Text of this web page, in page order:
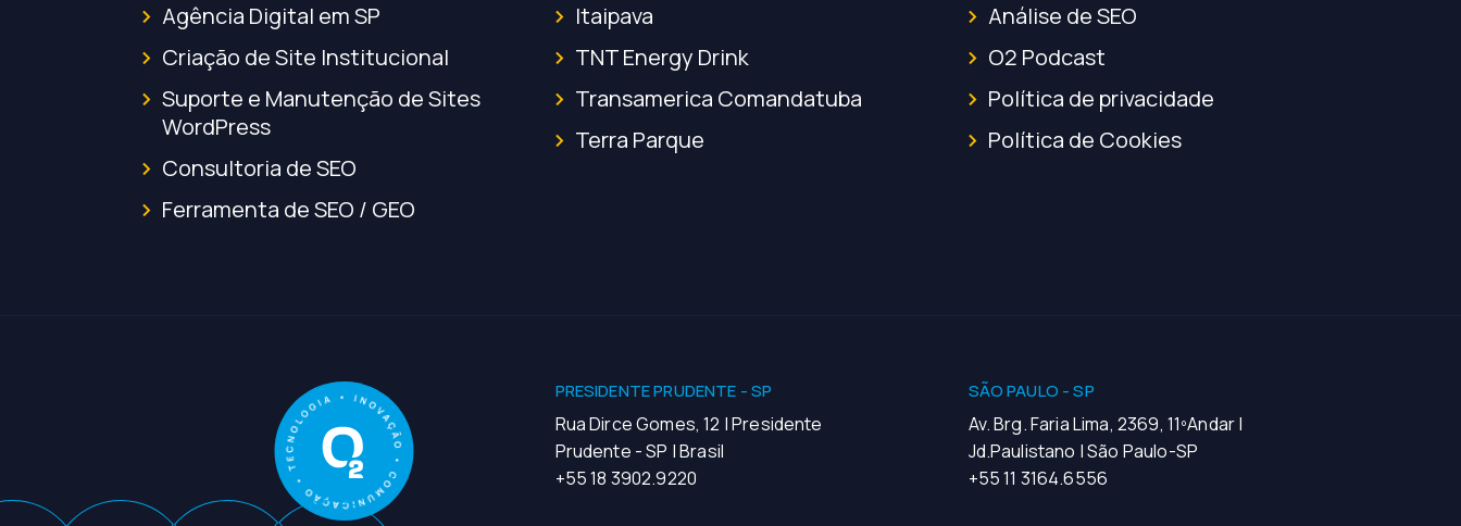
Agência Digital em SP
Criação de Site Institucional
Suporte e Manutenção de Sites
WordPress
Consultoria de SEO
Ferramenta de SEO / GEO
Itaipava
TNT Energy Drink
Transamerica Comandatuba
Terra Parque
Análise de SEO
O2 Podcast
Política de privacidade
Política de Cookies
PRESIDENTE PRUDENTE - SP
Rua Dirce Gomes, 12 | Presidente
Prudente - SP | Brasil
+55 18 3902.9220
SÃO PAULO - SP
Av. Brg. Faria Lima, 2369, 11ºAndar |
Jd.Paulistano | São Paulo-SP
+55 11 3164.6556